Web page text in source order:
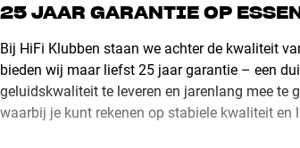
25 JAAR GARANTIE OP
Bij HiFi Klubben staan we achter de kwaliteit
bieden wij maar liefst 25 jaar garantie – een
geluidskwaliteit te leveren en jarenlang mee te
waarbij je kunt rekenen op stabiele kwaliteit en